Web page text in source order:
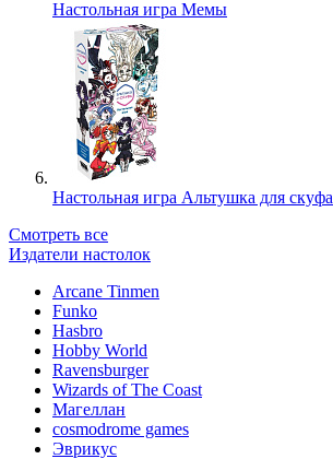
Настольная игра Мемы
Настольная игра Альтушка для скуфа
Смотреть все
Издатели настолок
Arcane Tinmen
Funko
Hasbro
Hobby World
Ravensburger
Wizards of The Coast
Магеллан
сosmodrome games
Эврикус